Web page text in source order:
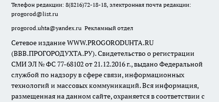
Телефон редакции: 8(8216)72-18-18, электронная почта редакции:
progorod@list.ru
progorod.uhta@yandex.ru Рекламный отдел
Сетевое издание WWW.PROGORODUHTA.RU
(ВВВ.ПРОГОРОДУХТА.РУ). Свидетельство о регистрации
СМИ ЭЛ № ФС 77-68102 от 21.12.2016 г., выдано Федеральной
службой по надзору в сфере связи, информационных
технологий и массовых коммуникаций. Вся информация,
размещенная на данном сайте, охраняется в соответствии с